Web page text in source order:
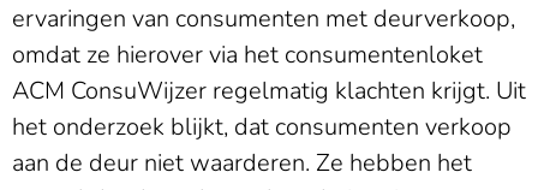
ervaringen van consumenten met deurverkoop,
omdat ze hierover via het consumentenloket
ACM ConsuWijzer regelmatig klachten krijgt. Uit
het onderzoek blijkt, dat consumenten verkoop
aan de deur niet waarderen. Ze hebben het